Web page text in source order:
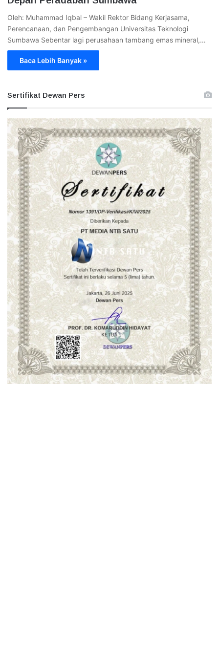
Oleh: Muhammad Iqbal – Wakil Rektor Bidang Kerjasama,
Perencanaan, dan Pengembangan Universitas Teknologi
Sumbawa Sebentar lagi perusahaan tambang emas mineral,…
Baca Lebih Banyak »
Sertifikat Dewan Pers